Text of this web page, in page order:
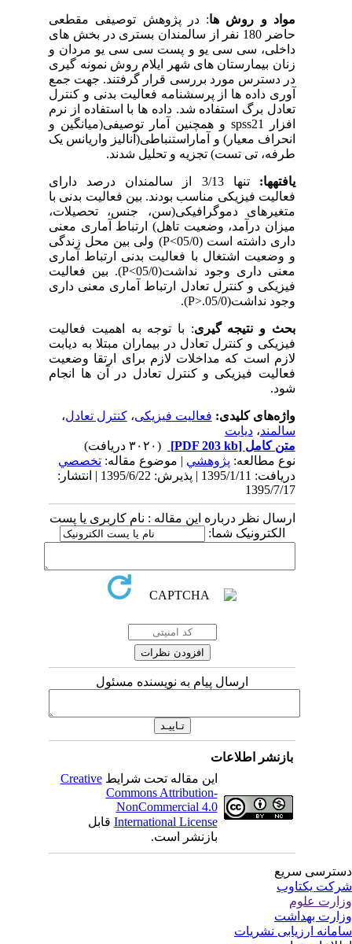
مواد و روش ها:در پژوهش توصیفی مقطعی
حاضر 180 نفر از سالمندان بستری در بخش های
داخلی، سی سی یو و پست سی سی یو مردان و
زنان بیمارستان های شهر ایلام روش نمونه گیری
در دسترس مورد بررسی قرار گرفتند. جهت جمع
آوری داده ها از پرسشنامه فعالیت بدنی و کنترل
تعادل برگ استفاده شد. داده ها با استفاده از نرم
افزار
spss21و همچنین آمار توصیفی(میانگین و
انحراف معیار) و آماراستنباطی(آنالیز واریانس یک
طرفه، تی تست) تجزیه و تحلیل شدند.
یافته‏ها:
تنها 3/13 از سالمندان درصد دارای
فعالیت فیزیکی مناسب بودند. بین فعالیت بدنی با
متغیرهای دموگرافیکی(سن، جنس، تحصیلات،
میزان درآمد، وضعیت تاهل) ارتباط آماری معنی
داری داشته است (05/0
P<) ولی بین محل زندگی
و وضعیت اشتغال با فعالیت بدنی ارتباط آماری
معنی داری وجود نداشت(05/0
P<). بین فعالیت
فیزیکی و کنترل تعادل ارتباط آماری معنی داری
وجود نداشت(05/0.
P>
).
بحث و نتیجه گیری:با توجه به اهمیت فعالیت
فیزیکی و کنترل تعادل در بیماران مبتلا به دیابت
لازم است که مداخلات لازم برای ارتقا وضعیت
فعالیت فیزیکی و کنترل تعادل در آن ها انجام
شود.
واژه‌های کلیدی:فعالیت فیزیکی،کنترل تعادل،
سالمند،دیابت
متن کامل[PDF 203 kb]
نوع مطالعه:پژوهشي| موضوع مقاله:تخصصي
دریافت: 1395/1/11 | پذیرش: 1395/6/22 | انتشار:
1395/7/17
ارسال نظر درباره این مقاله : نام کاربری یا پست
الکترونیک شما:
ارسال پیام به نویسنده مسئول
بازنشر اطلاعات
این مقاله تحت شرایطCreative
Commons Attribution-
NonCommercial 4.0
International Licenseقابل
بازنشر است.
سریع
یکتاوب
علوم
بهداشت
ارزیابی نشریات